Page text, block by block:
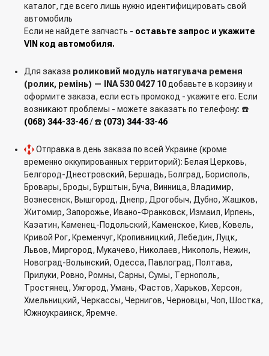
каталог, где всего лишь нужно идентифицировать свой
автомобиль
Если не найдете запчасть - оставьте запрос и укажите
VIN код автомобиля.
Для заказа роликовий модуль натягувача ременя
(ролик, ремінь) — INA 530 0427 10 добавьте в корзину и
оформите заказа, если есть промокод - укажите его. Если
возникают проблемы - можете заказать по телефону: ☎️
(068) 344-33-46/ ☎️ (073) 344-33-46
Отправка в день заказа по всей Украине (кроме
временно оккупированных территорий): Белая Церковь,
Белгород-Днестровский, Бершадь, Болград, Борисполь,
Бровары, Броды, Бурштын, Буча, Винница, Владимир,
Вознесенск, Вышгород, Днепр, Дрогобыч, Дубно, Жашков,
Житомир, Запорожье, Ивано-Франковск, Измаил, Ирпень,
Казатин, Каменец-Подольский, Каменское, Киев, Ковель,
Кривой Рог, Кременчуг, Кропивницкий, Лебедин, Луцк,
Львов, Миргород, Мукачево, Николаев, Никополь, Нежин,
Новоград-Волынский, Одесса, Павлоград, Полтава,
Прилуки, Ровно, Ромны, Сарны, Сумы, Тернополь,
Тростянец, Ужгород, Умань, Фастов, Харьков, Херсон,
Хмельницкий, Черкассы, Чернигов, Черновцы, Чоп, Шостка,
Южноукраинск, Яремче.